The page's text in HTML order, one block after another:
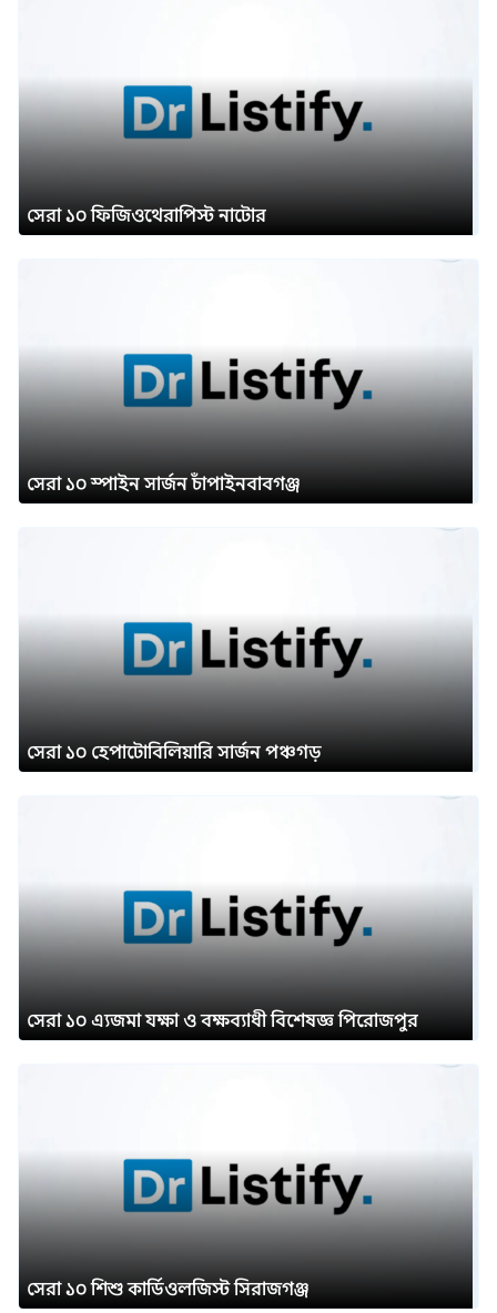
সেরা ১০ ফিজিওথেরাপিস্ট নাটোর
সেরা ১০ স্পাইন সার্জন চাঁপাইনবাবগঞ্জ
সেরা ১০ হেপাটোবিলিয়ারি সার্জন পঞ্চগড়
সেরা ১০ এ্যজমা যক্ষা ও বক্ষব্যাধী বিশেষজ্ঞ পিরোজপুর
সেরা ১০ শিশু কার্ডিওলজিস্ট সিরাজগঞ্জ